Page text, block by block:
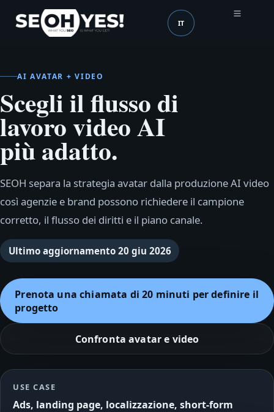
SEOH Lingua (mobile header)
IT
AI AVATAR + VIDEO
Scegli il flusso di
lavoro video AI
più adatto.
SEOH separa la strategia avatar dalla produzione AI video
così agenzie e brand possono richiedere il campione
corretto, il flusso dei diritti e il piano canale.
Ultimo aggiornamento 20 giu 2026
Prenota una chiamata di 20 minuti per definire il
progetto
Confronta avatar e video
USE CASE
Ads, landing page, localizzazione, short-form